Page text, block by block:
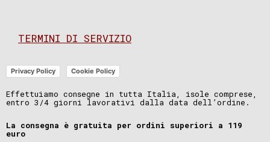
TERMINI DI SERVIZIO
Privacy Policy Cookie Policy
Effettuiamo consegne in tutta Italia, isole comprese,
entro 3/4 giorni lavorativi dalla data dell’ordine.
La consegna è gratuita per ordini superiori a 119
euro